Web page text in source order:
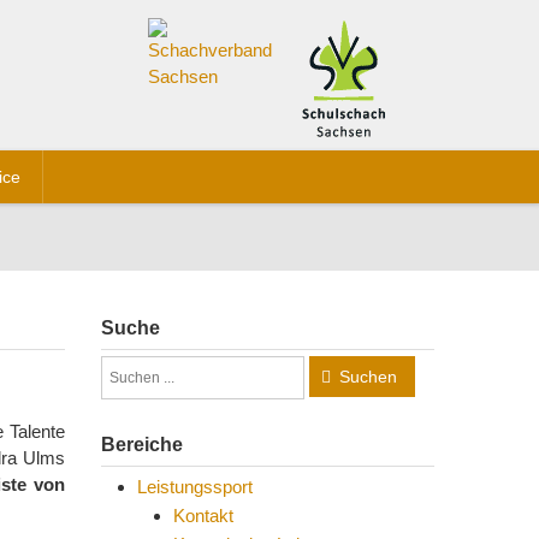
Talente
Ulms
von
Suche
Suchen
Bereiche
Leistungssport
Kontakt